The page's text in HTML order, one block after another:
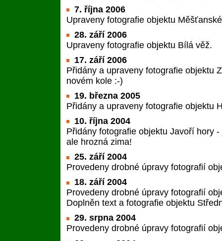
7. října 2006
Upraveny fotografie objektu
28. září 2006
Upraveny fotografie objektu Bílá věž.
17. září 2006
Přidány a upraveny fotografie objektu
novém kole :-)
19. března 2005
Přidány a upraveny fotografie objektu
10. října 2004
Přidány fotografie objektu Javoří hory
ale hrozná zima!
25. září 2004
Provedeny drobné úpravy fotografií
18. září 2004
Provedeny drobné úpravy fotografií
Doplněn text a fotografie objektu
29. srpna 2004
Provedeny drobné úpravy fotografií